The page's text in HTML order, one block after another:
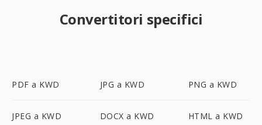
Convertitori specifici
PDF a KWD JPG a KWD PNG a KWD
JPEG a KWD DOCX a KWD HTML a KWD